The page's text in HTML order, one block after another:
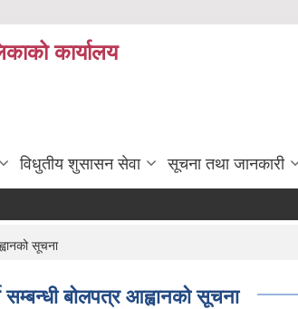
कार्यालय
विधुतीय शुसासन सेवा सूचना तथा जानकारी
सूचना
बोलपत्र आह्वानको सूचना